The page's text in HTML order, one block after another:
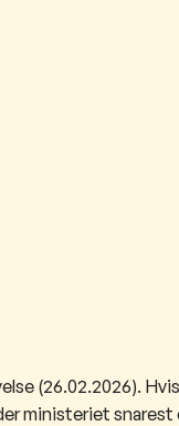
(26.02.2026).
ministeriet